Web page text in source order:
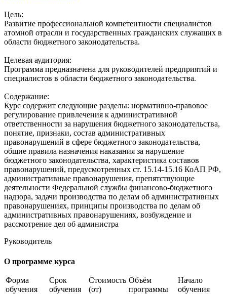
Цель:
Развитие профессиональной компетентности специалистов
атомной отрасли и государственных гражданских служащих в
области бюджетного законодательства.
Целевая аудитория:
Программа предназначена для руководителей предприятий и
специалистов в области бюджетного законодательства.
Содержание:
Курс содержит следующие разделы: нормативно-правовое
регулирование привлечения к административной
ответственности за нарушения бюджетного законодательства,
понятие, признаки, состав административных
правонарушений в сфере бюджетного законодательства,
общие правила назначения наказания за нарушение
бюджетного законодательства, характеристика составов
правонарушений, предусмотренных ст. 15.14-15.16 КоАП РФ,
административные правонарушения, препятствующие
деятельности Федеральной службы финансово-бюджетного
надзора, задачи производства по делам об административных
правонарушениях, принципы производства по делам об
административных правонарушениях, возбуждение и
рассмотрение дел об администра
Руководитель
О программе курса
Форма
обучения
Срок
обучения
Стоимость
(от)
Объём
программы
Начало
обучения